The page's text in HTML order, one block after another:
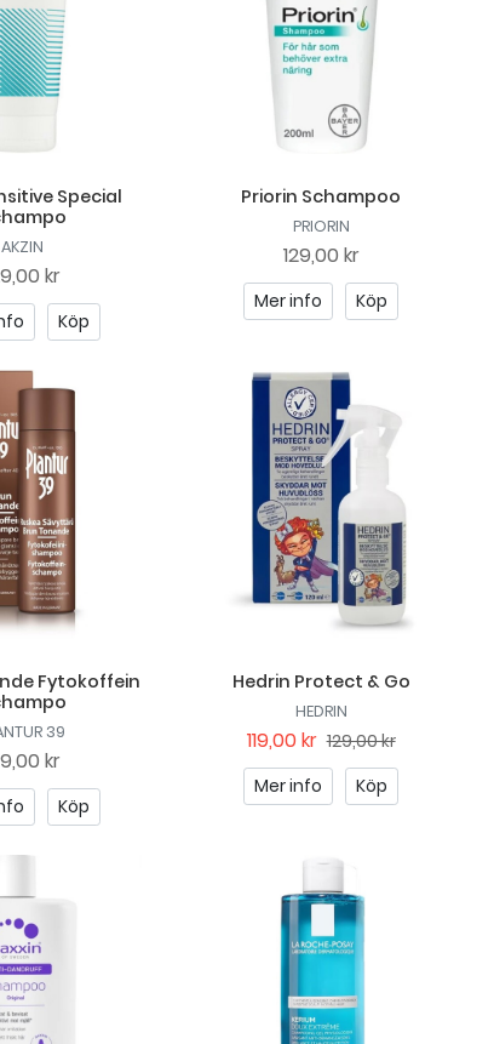
Special
AKZIN
kr
Köp
Priorin Schampoo
PRIORIN
129,00 kr
Mer info Köp
Fytokoffein
39
kr
Köp
Hedrin Protect & Go
HEDRIN
119,00 kr 129,00 kr
Mer info
Köp